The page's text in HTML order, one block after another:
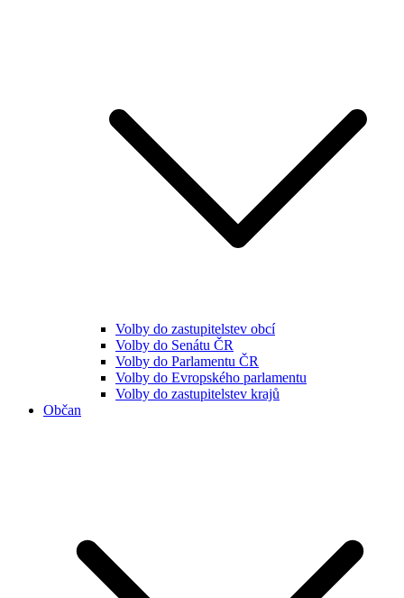
Volby do zastupitelstev obcí
Volby do Senátu ČR
Volby do Parlamentu ČR
Volby do Evropského parlamentu
Volby do zastupitelstev krajů
Občan